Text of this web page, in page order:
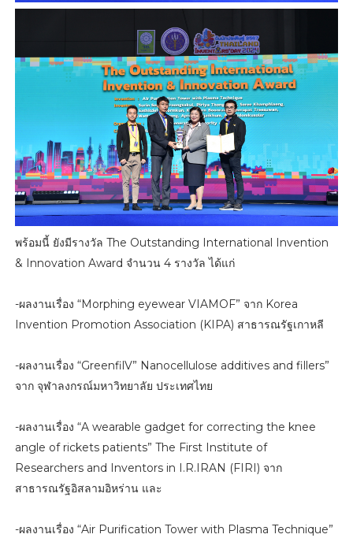
พร้อมนี้ ยังมีรางวัล The Outstanding International Invention
& Innovation Award จำนวน 4 รางวัล ได้แก่
-ผลงานเรื่อง “Morphing eyewear VIAMOF” จาก Korea
Invention Promotion Association (KIPA) สาธารณรัฐเกาหลี
-ผลงานเรื่อง “GreenfilV” Nanocellulose additives and fillers”
จาก จุฬาลงกรณ์มหาวิทยาลัย ประเทศไทย
-ผลงานเรื่อง “A wearable gadget for correcting the knee
angle of rickets patients” The First Institute of
Researchers and Inventors in I.R.IRAN (FIRI) จาก
สาธารณรัฐอิสลามอิหร่าน และ
-ผลงานเรื่อง “Air Purification Tower with Plasma Technique”